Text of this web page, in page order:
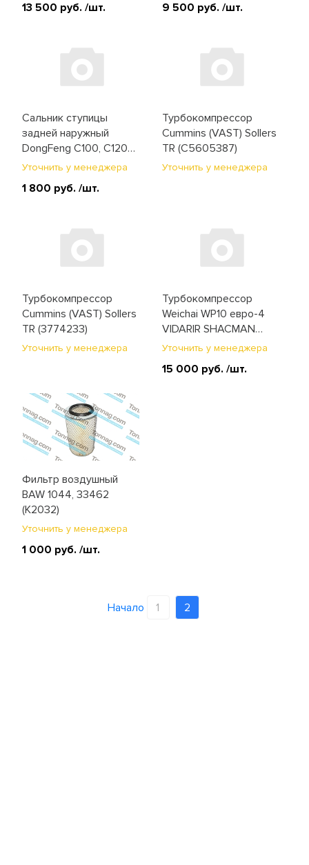
(675130-00)
13 500 руб. /шт. 9 500 руб. /шт.
Сальник ступицы
задней наружный
DongFeng C100, C120
(24RDS02K-01090)
Уточнить у менеджера
1 800 руб. /шт.
Турбокомпрессор
Cummins (VAST) Sollers
TR (C5605387)
Уточнить у менеджера
Турбокомпрессор
Cummins (VAST) Sollers
TR (3774233)
Уточнить у менеджера
Турбокомпрессор
Weichai WP10 евро-4
VIDARIR SHACMAN
X3000 (612601111012)
Уточнить у менеджера
15 000 руб. /шт.
Фильтр воздушный
BAW 1044, 33462
(K2032)
Уточнить у менеджера
1 000 руб. /шт.
Начало 1 2